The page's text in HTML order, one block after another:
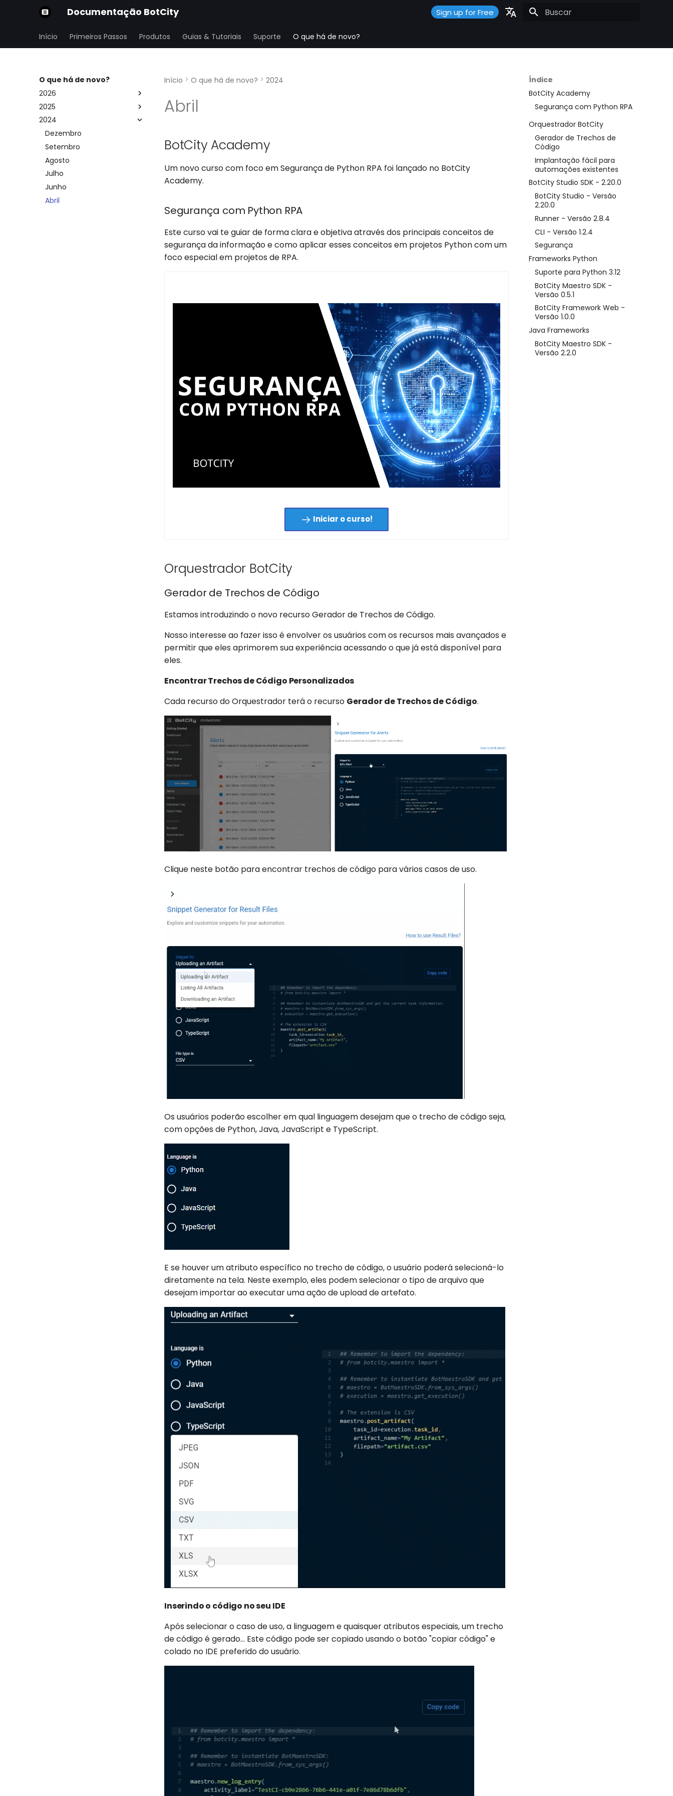
Documentação BotCity Sign up for Free
Início Primeiros Passos Produtos Guias & Tutoriais Suporte O que há de novo?
O que há de novo?
2026
Março
Abril
Maio
Julho
2025
Novembro
Outubro
Setembro
Maio
Janeiro
2024
Dezembro
Setembro
Agosto
Julho
Junho
Abril
Índice
BotCity Academy
Segurança com Python RPA
Orquestrador BotCity
Gerador de Trechos de
Código
Implantação fácil para
automações existentes
BotCity Studio SDK - 2.20.0
BotCity Studio - Versão
2.20.0
Runner - Versão 2.8.4
CLI - Versão 1.2.4
Segurança
Frameworks Python
Suporte para Python 3.12
BotCity Maestro SDK -
Versão 0.5.1
BotCity Framework Web -
Versão 1.0.0
Java Frameworks
BotCity Maestro SDK -
Versão 2.2.0
Início O que há de novo? 2024
Abril
BotCity Academy
Um novo curso com foco em Segurança de Python RPA foi lançado no BotCity
Academy.
Segurança com Python RPA
Este curso vai te guiar de forma clara e objetiva através dos principais conceitos de
segurança da informação e como aplicar esses conceitos em projetos Python com um
foco especial em projetos de RPA.
Iniciar o curso!
Orquestrador BotCity
Gerador de Trechos de Código
Estamos introduzindo o novo recurso Gerador de Trechos de Código.
Nosso interesse ao fazer isso é envolver os usuários com os recursos mais avançados e
permitir que eles aprimorem sua experiência acessando o que já está disponível para
eles.
Encontrar Trechos de Código Personalizados
Cada recurso do Orquestrador terá o recurso Gerador de Trechos de Código.
Clique neste botão para encontrar trechos de código para vários casos de uso.
Os usuários poderão escolher em qual linguagem desejam que o trecho de código seja,
com opções de Python, Java, JavaScript e TypeScript.
E se houver um atributo específico no trecho de código, o usuário poderá selecioná-lo
diretamente na tela. Neste exemplo, eles podem selecionar o tipo de arquivo que
desejam importar ao executar uma ação de upload de artefato.
Inserindo o código no seu IDE
Após selecionar o caso de uso, a linguagem e quaisquer atributos especiais, um trecho
de código é gerado... Este código pode ser copiado usando o botão "copiar código" e
colado no IDE preferido do usuário.